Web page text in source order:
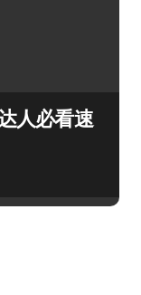
人必看速